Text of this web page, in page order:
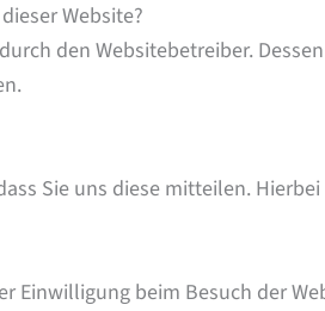
Website?
den Websitebetreiber.
Sie uns diese mitteilen.
Einwilligung beim Besuch der